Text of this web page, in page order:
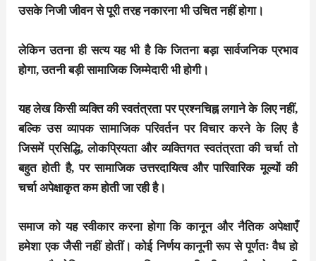
उसके निजी जीवन से पूरी तरह नकारना भी उचित नहीं होगा।
लेकिन उतना ही सत्य यह भी है कि जितना बड़ा सार्वजनिक प्रभाव
होगा, उतनी बड़ी सामाजिक जिम्मेदारी भी होगी।
यह लेख किसी व्यक्ति की स्वतंत्रता पर प्रश्नचिह्न लगाने के लिए नहीं,
बल्कि उस व्यापक सामाजिक परिवर्तन पर विचार करने के लिए है
जिसमें प्रसिद्धि, लोकप्रियता और व्यक्तिगत स्वतंत्रता की चर्चा तो
बहुत होती है, पर सामाजिक उत्तरदायित्व और पारिवारिक मूल्यों की
चर्चा अपेक्षाकृत कम होती जा रही है।
समाज को यह स्वीकार करना होगा कि कानून और नैतिक अपेक्षाएँ
हमेशा एक जैसी नहीं होतीं। कोई निर्णय कानूनी रूप से पूर्णतः वैध हो